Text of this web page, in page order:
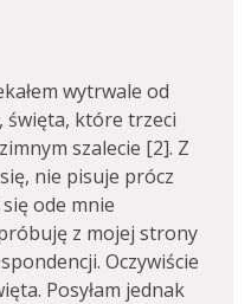
wytrwale od
święta, które trzeci
szalecie [2]. Z
nie pisuje prócz
ode mnie
z mojej strony
Oczywiście
Posyłam jednak